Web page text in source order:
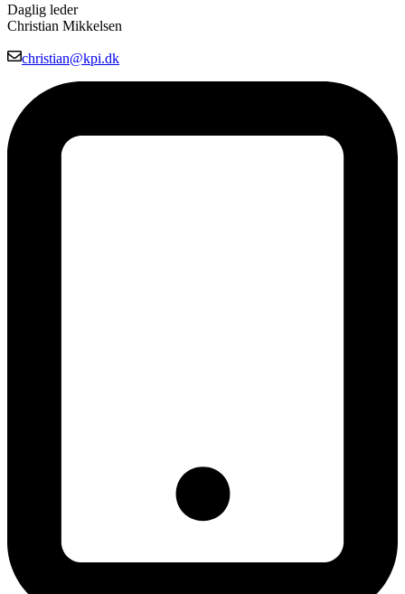
Daglig leder
Christian Mikkelsen
christian@kpi.dk